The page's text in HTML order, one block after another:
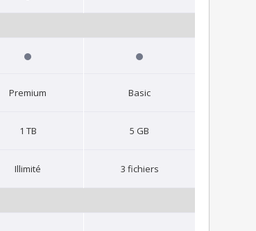
Premium Basic
1 TB 5 GB
Illimité 3 fichiers